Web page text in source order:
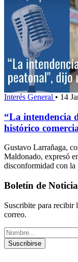
Interés General • 14
“La intendencia
histórico
Gustavo Larrañaga,
Maldonado, expresó
disconformidad con
Boletín de
Suscribite para recibir
correo.
Suscribirse